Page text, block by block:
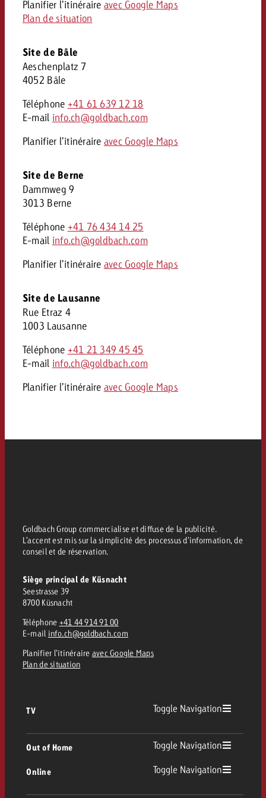
Planifier l’itinéraire avec Google Maps
Plan de situation
Site de Bâle
Aeschenplatz 7
4052 Bâle
Téléphone +41 61 639 12 18
E-mail info.ch@goldbach.com
Planifier l’itinéraire avec Google Maps
Site de Berne
Dammweg 9
3013 Berne
Téléphone +41 76 434 14 25
E-mail info.ch@goldbach.com
Planifier l’itinéraire avec Google Maps
Site de Lausanne
Rue Etraz 4
1003 Lausanne
Téléphone +41 21 349 45 45
E-mail info.ch@goldbach.com
Planifier l’itinéraire avec Google Maps
Goldbach Group commercialise et diffuse de la publicité.
L’accent est mis sur la simplicité des processus d’information, de
conseil et de réservation.
Siège principal de Küsnacht
Seestrasse 39
8700 Küsnacht
Téléphone +41 44 914 91 00
E-mail info.ch@goldbach.com
Planifier l’itinéraire avec Google Maps
Plan de situation
TV Toggle Navigation
Out of Home Toggle Navigation
Out of Home
Online Toggle Navigation